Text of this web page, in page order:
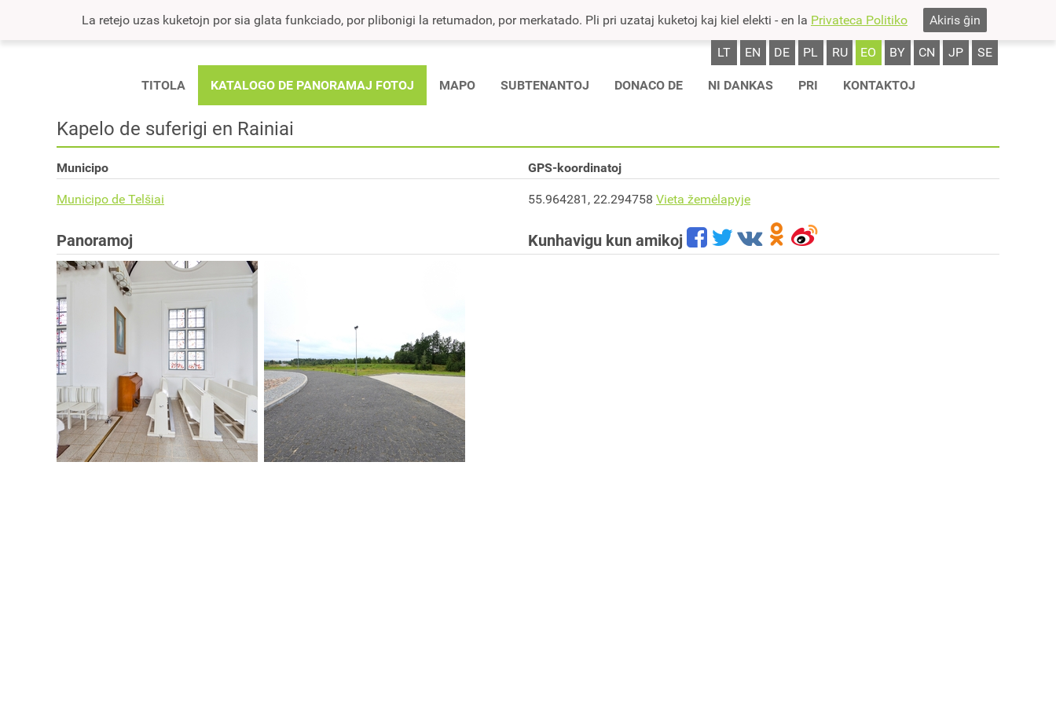
La retejo uzas kuketojn por sia glata funkciado, por plibonigi la retumadon, por merkatado. Pli pri uzataj kuketoj kaj kiel elekti - en la Privateca Politiko Akiris ĝin
LT EN DE PL RU EO BY CN JP SE
TITOLA KATALOGO DE PANORAMAJ FOTOJ MAPO SUBTENANTOJ DONACO DE NI DANKAS PRI KONTAKTOJ
Kapelo de suferigi en Rainiai
Municipo
Municipo de Telšiai
GPS-koordinatoj
55.964281, 22.294758 Vieta žemėlapyje
Panoramoj Kunhavigu kun amikoj